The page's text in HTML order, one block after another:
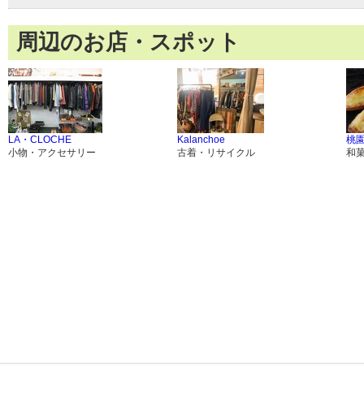
周辺のお店・スポット
LA・CLOCHE
小物・アクセサリー
Kalanchoe
古着・リサイクル
桃
和